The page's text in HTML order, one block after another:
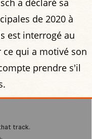
a déclaré sa
de 2020 à
est interrogé au
qui a motivé son
prendre s'il